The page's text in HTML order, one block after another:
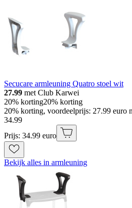
Secucare armleuning Quatro stoel wit
27.99 met Club Karwei
20% korting20% korting
20% korting, voordeelprijs: 27.99 euro
34.99
Prijs: 34.99 euro
Bekijk alles in armleuning